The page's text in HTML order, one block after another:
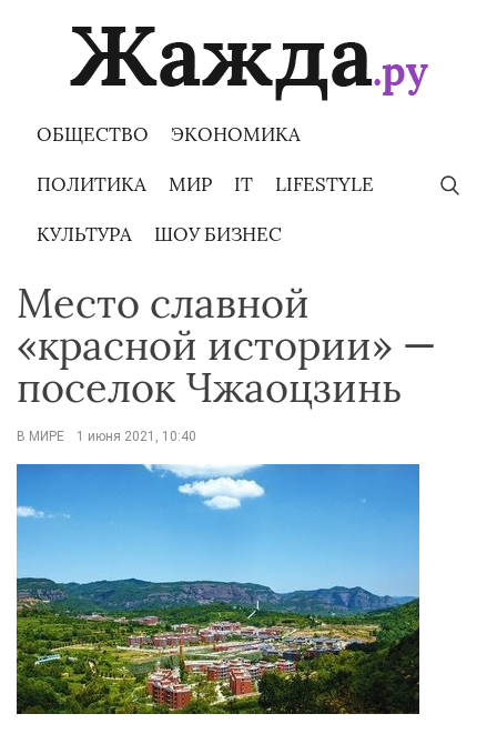
ОБЩЕСТВО ЭКОНОМИКА
ПОЛИТИКА МИР IT LIFESTYLE
КУЛЬТУРА ШОУ БИЗНЕС
Место славной
«красной истории» —
поселок Чжаоцзинь
В МИРЕ 1 июня 2021, 10:40